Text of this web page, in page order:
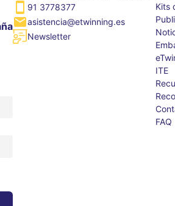
91 3778377
asistencia@etwinning.es
Newsletter
Kits
ITE
FAQ